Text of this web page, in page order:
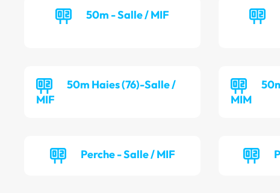
50m - Salle / MIF
50m Haies (76)-Salle /
MIF
MIM
Perche - Salle / MIF